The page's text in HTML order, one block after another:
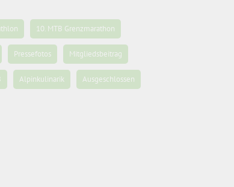
10. MTB Grenzmarathon
Pressefotos Mitgliedsbeitrag
Alpinkulinarik Ausgeschlossen